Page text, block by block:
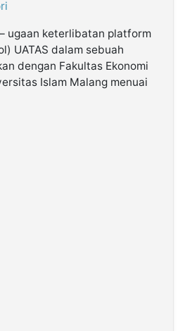
– ugaan keterlibatan platform
UATAS dalam sebuah
dengan Fakultas Ekonomi
Islam Malang menuai